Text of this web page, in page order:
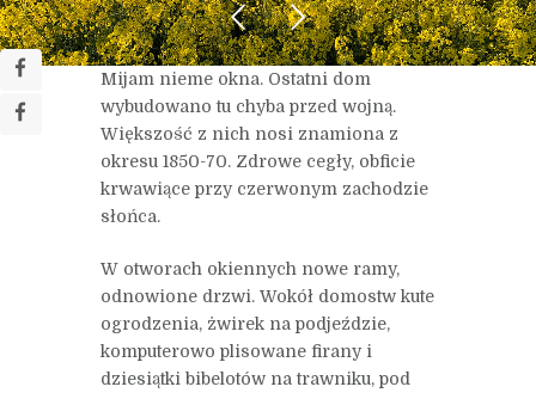
Mijam nieme okna. Ostatni dom
wybudowano tu chyba przed wojną.
Większość z nich nosi znamiona z
okresu 1850-70. Zdrowe cegły, obficie
krwawiące przy czerwonym zachodzie
słońca.
W otworach okiennych nowe ramy,
odnowione drzwi. Wokół domostw kute
ogrodzenia, żwirek na podjeździe,
komputerowo plisowane firany i
dziesiątki bibelotów na trawniku, pod